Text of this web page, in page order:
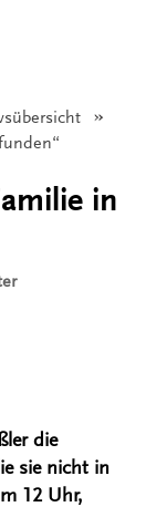
in
die
sie nicht in
12 Uhr,